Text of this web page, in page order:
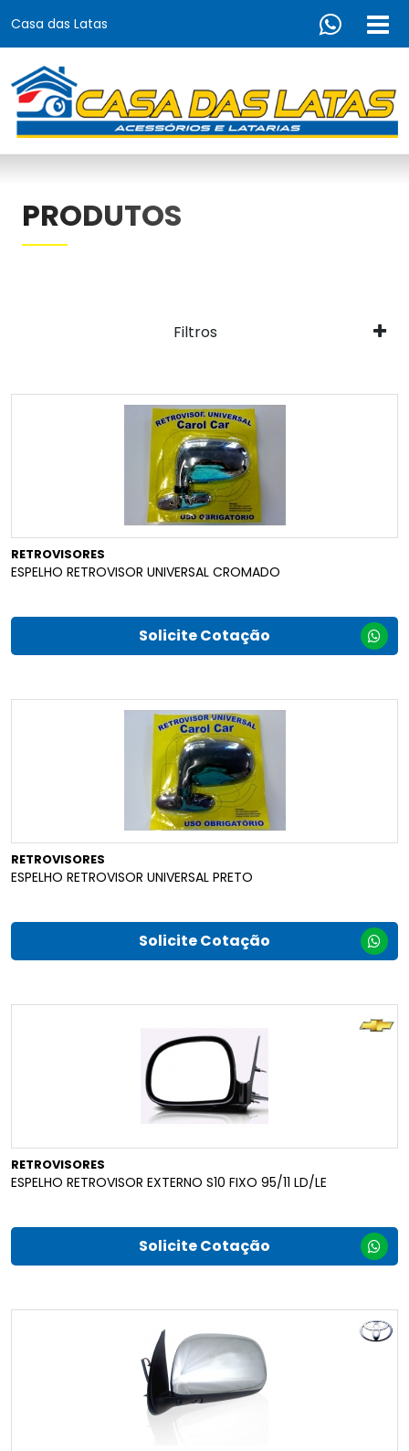
Casa das Latas
PRODUTOS
Filtros
RETROVISORES
ESPELHO RETROVISOR UNIVERSAL CROMADO
Solicite Cotação
RETROVISORES
ESPELHO RETROVISOR UNIVERSAL PRETO
Solicite Cotação
RETROVISORES
ESPELHO RETROVISOR EXTERNO S10 FIXO 95/11 LD/LE
Solicite Cotação